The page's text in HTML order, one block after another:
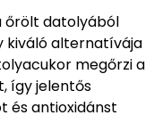
őrölt datolyából
kiváló alternatívája
megőrzi a
így jelentős
és antioxidánst